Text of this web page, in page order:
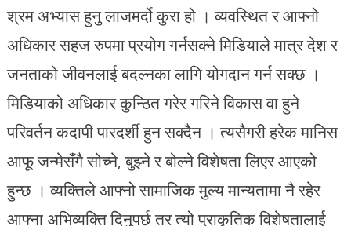
श्रम अभ्यास हुनु लाजमर्दो कुरा हो । व्यवस्थित र आफ्नो
अधिकार सहज रुपमा प्रयोग गर्नसक्ने मिडियाले मात्र देश र
जनताको जीवनलाई बदल्नका लागि योगदान गर्न सक्छ ।
मिडियाको अधिकार कुन्ठित गरेर गरिने विकास वा हुने
परिवर्तन कदापी पारदर्शी हुन सक्दैन । त्यसैगरी हरेक मानिस
आफू जन्मेसँगै सोच्ने, बुझ्ने र बोल्ने विशेषता लिएर आएको
हुन्छ । व्यक्तिले आफ्नो सामाजिक मुल्य मान्यतामा नै रहेर
आफ्ना अभिव्यक्ति दिनुपर्छ तर त्यो प्राकृतिक विशेषतालाई